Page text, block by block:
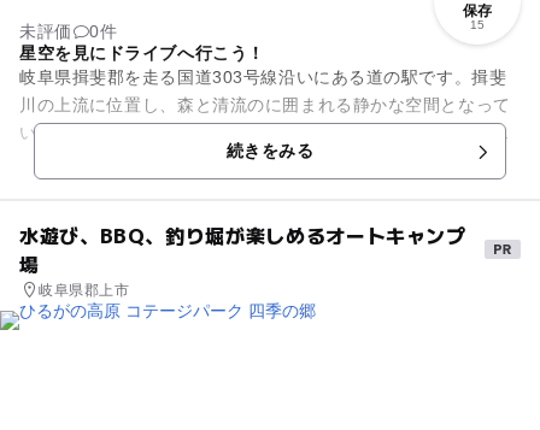
保存
15
未評価
0件
星空を見にドライブへ行こう！
岐阜県揖斐郡を走る国道303号線沿いにある道の駅です。揖斐
川の上流に位置し、森と清流のに囲まれる静かな空間となって
います。夜になると頭上に満天の星が輝きます。施設内には、
星座を模ったモニュメント...続きをみる
水遊び、BBQ、釣り堀が楽しめるオートキャンプ
場
岐阜県郡上市